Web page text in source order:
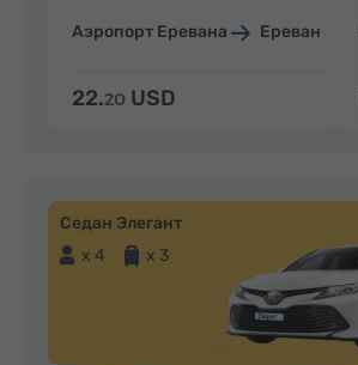
Аэропорт Еревана Ереван
22.20 USD
Седан Элегант
x 4
x 3